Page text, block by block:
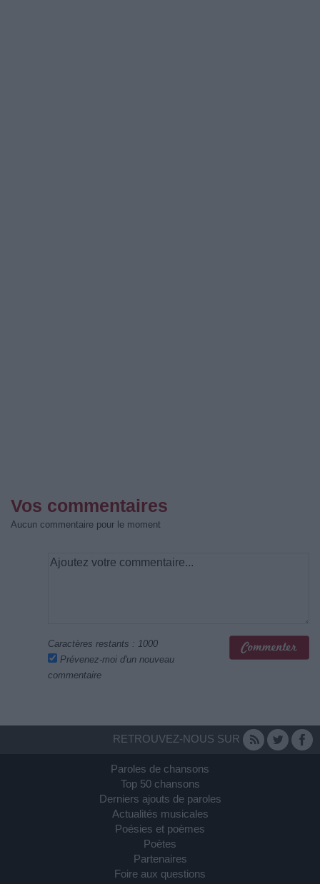
Vos commentaires
Aucun commentaire pour le moment
Caractères restants : 1000
Prévenez-moi d'un nouveau
commentaire
RETROUVEZ-NOUS SUR
Paroles de chansons
Top 50 chansons
Derniers ajouts de paroles
Actualités musicales
Poésies et poèmes
Poètes
Partenaires
Foire aux questions